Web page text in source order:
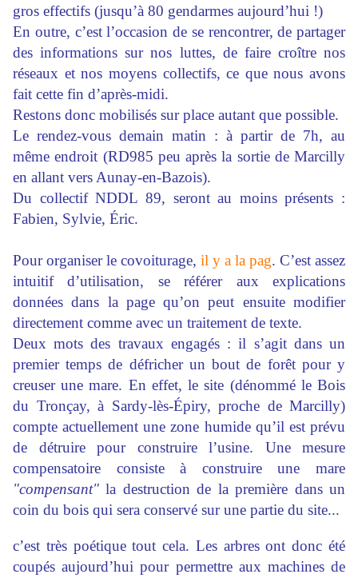
gros effectifs (jusqu’à 80 gendarmes aujourd’hui !)
En outre, c’est l’occasion de se rencontrer, de partager
des informations sur nos luttes, de faire croître nos
réseaux et nos moyens collectifs, ce que nous avons
fait cette fin d’après-midi.
Restons donc mobilisés sur place autant que possible.
Le rendez-vous demain matin : à partir de 7h, au
même endroit (RD985 peu après la sortie de Marcilly
en allant vers Aunay-en-Bazois).
Du collectif NDDL 89, seront au moins présents :
Fabien, Sylvie, Éric.
Pour organiser le covoiturage, il y a la pag. C’est assez
intuitif d’utilisation, se référer aux explications
données dans la page qu’on peut ensuite modifier
directement comme avec un traitement de texte.
Deux mots des travaux engagés : il s’agit dans un
premier temps de défricher un bout de forêt pour y
creuser une mare. En effet, le site (dénommé le Bois
du Tronçay, à Sardy-lès-Épiry, proche de Marcilly)
compte actuellement une zone humide qu’il est prévu
de détruire pour construire l’usine. Une mesure
compensatoire consiste à construire une mare
"compensant" la destruction de la première dans un
coin du bois qui sera conservé sur une partie du site...
c’est très poétique tout cela. Les arbres ont donc été
coupés aujourd’hui pour permettre aux machines de